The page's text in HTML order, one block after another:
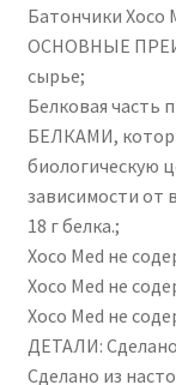
Батончики Xoco
ОСНОВНЫЕ
сырье;
Белковая
БЕЛКАМИ,
биологическую
зависимости от
18 г белка.;
Xoco Med не
Xoco Med не
Xoco Med не
ДЕТАЛИ:
Сделано из